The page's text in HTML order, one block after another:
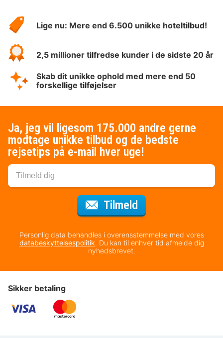
HotelSpecials
Lige nu: Mere end 6.500 unikke hoteltilbud!
2,5 millioner tilfredse kunder i de sidste 20 år
Skab dit unikke ophold med mere end 50
forskellige tilføjelser
Ja, jeg vil ligesom 175.000 andre gerne
modtage unikke tilbud og de bedste
rejsetips på e-mail hver uge!
Tilmeld
Personlig data behandles i overensstemmelse med vores
databeskyttelsespolitik. Du kan til enhver tid afmelde dig
nyhedsbrevet.
Sikker betaling